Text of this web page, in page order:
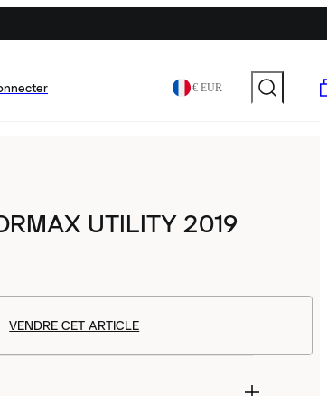
€ EUR
UTILITY 2019
VENDRE CET ARTICLE